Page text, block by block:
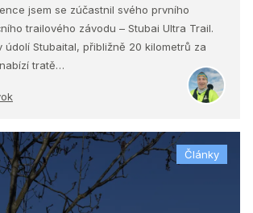
jsem se zúčastnil svého prvního
trailového závodu – Stubai Ultra Trail.
údolí Stubaital, přibližně 20 kilometrů za
tratě…
Články